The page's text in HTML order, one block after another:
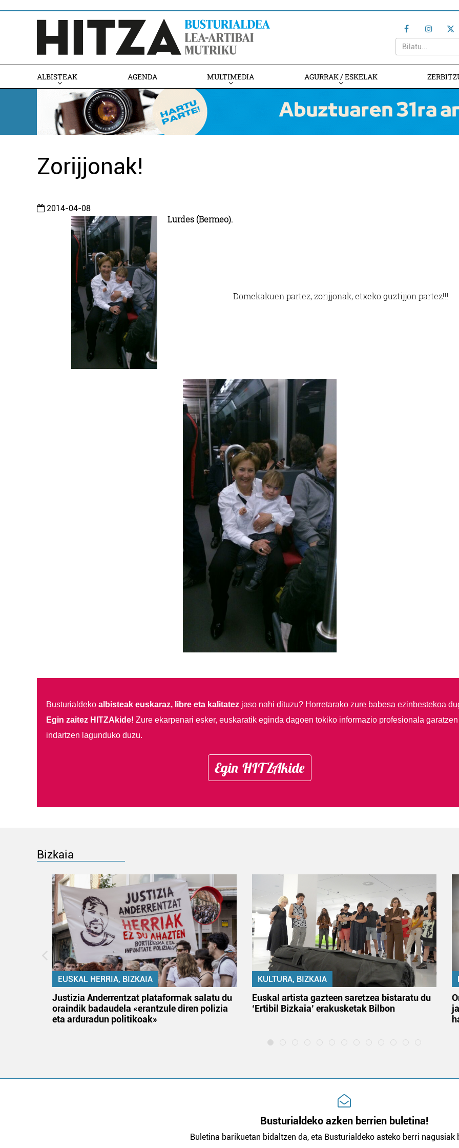
ALBISTEAK AGENDA MULTIMEDIA AGURRAK / ESKELAK
Zorijjonak!
2014-04-08
Lurdes (Bermeo).
Domekakuen partez, zorijjonak, etxeko guztijjon partez!!!
Busturialdeko albisteak euskaraz, libre eta kalitatezjaso nahi dituzu? Horretarako zure babesa ezinbestekoa
Egin zaitez HITZAkide! Zure ekarpenari esker, euskaratik eginda dagoen tokiko informazio profesionala garatzen
indartzen lagunduko duzu.
Egin HITZAkide
Bizkaia
EUSKAL HERRIA, BIZKAIA
Justizia Anderrentzat plataformak salatu du
oraindik badaudela «erantzule diren polizia
eta arduradun politikoak»
KULTURA, BIZKAIA
Euskal artista gazteen saretzea bistaratu du
‘Ertibil Bizkaia’ erakusketak Bilbon
Busturialdeko azken berrien buletina!
Buletina barikuetan bidaltzen da, eta Busturialdeko asteko berri nagusiak